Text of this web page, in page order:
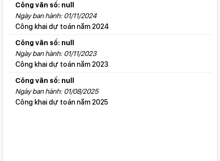
Tiểu học Lý Tự Trọng , xã Cư Jút.
Số ký hiệu: 2615/QĐ-SGDĐT
Ngày ban hành: 06/08/2026
Quyết định công nhận kiểm định chất lượng giáo dục Trường
Tiểu học Nguyễn Bỉnh Khiêm, xã Đức linh.
Số ký hiệu: 2647/QĐ-SGDĐT
Ngày ban hành: 06/08/2026
QĐ cho phép thành lập TTNN-TH Anh Việt
Số ký hiệu: 2617/QĐ-SGDĐT
Công văn số: null
Ngày ban hành: 01/11/2024
Công khai dự toán năm 2024
Công văn số: null
Ngày ban hành: 01/11/2023
Công khai dự toán năm 2023
Công văn số: null
Ngày ban hành: 01/08/2025
Công khai dự toán năm 2025